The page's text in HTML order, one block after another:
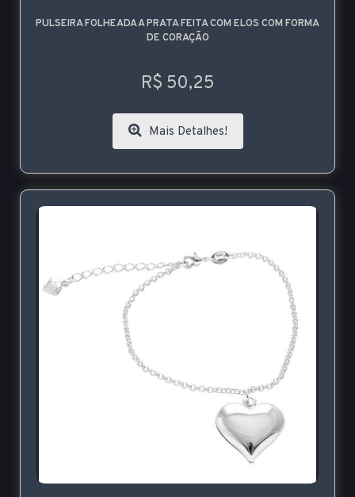
PULSEIRA FOLHEADA A PRATA FEITA COM ELOS COM FORMA
DE CORAÇÃO
R$ 50,25
Mais Detalhes!